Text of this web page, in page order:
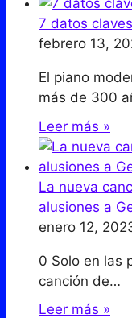
7 datos
febrero 13,
El piano
más de 300
Leer más »
La nueva
alusiones a
enero 12,
0 Solo en las
canción de…
Leer más »